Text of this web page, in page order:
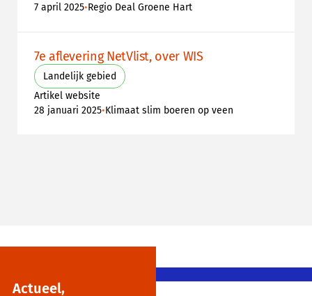
7 april 2025•Regio Deal Groene Hart
7e aflevering NetVlist, over WIS
Landelijk gebied
Artikel website
28 januari 2025•Klimaat slim boeren op veen
Actueel,